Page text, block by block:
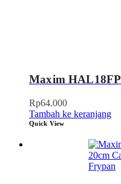
Maxim
Rp64.000
Tambah ke keranjang
Quick View